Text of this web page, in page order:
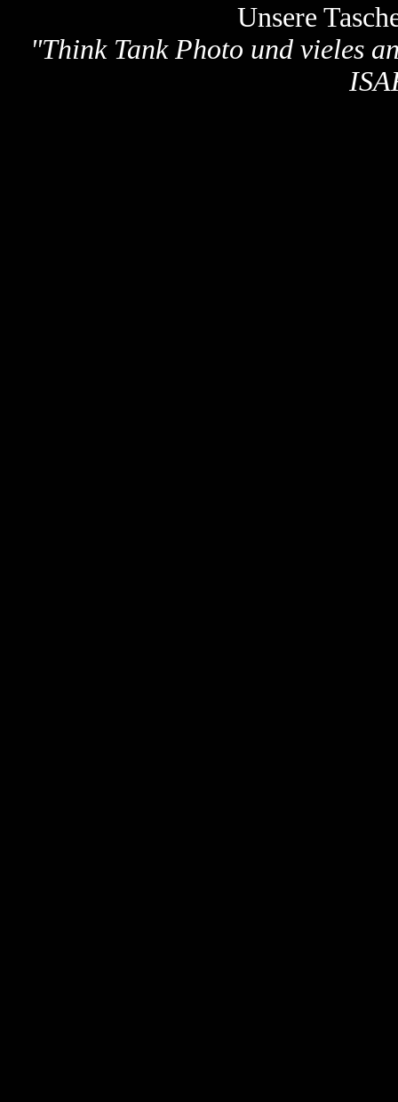
Unsere
"Think Tank Photo und vieles